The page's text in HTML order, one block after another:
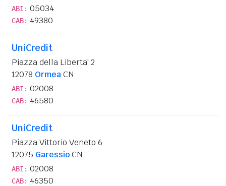
ABI: 05034
CAB: 49380
UniCredit
Piazza della Liberta' 2
12078 OrmeaCN
ABI: 02008
CAB: 46580
UniCredit
Piazza Vittorio Veneto 6
12075 GaressioCN
ABI: 02008
CAB: 46350